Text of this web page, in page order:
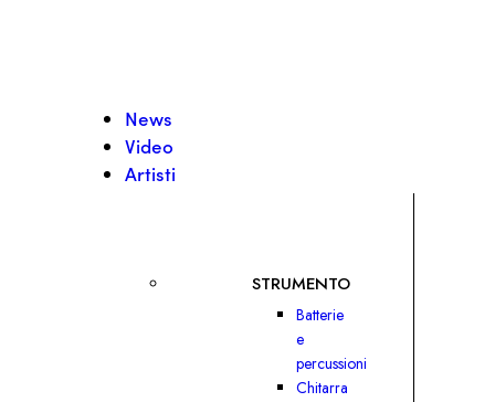
News
Video
Artisti
STRUMENTO
Batterie
e
percussioni
Chitarra